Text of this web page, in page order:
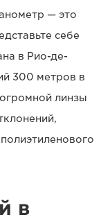
— это
себе
в Рио-де-
300 метров в
линзы
в